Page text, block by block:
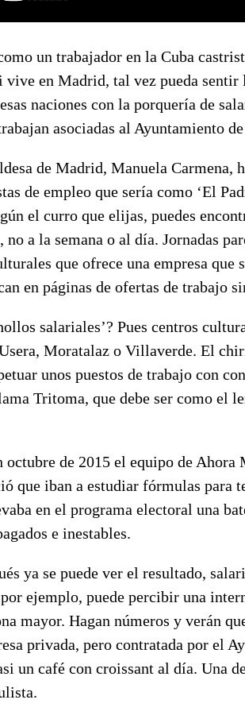
un trabajador en la Cuba
vive en Madrid, tal vez pueda sentir
naciones con la porquería de
asociadas al Ayuntamiento
de Madrid, Manuela Carmena,
de empleo que sería como ‘El
el curro que elijas, puedes
a la semana o al día. Jornadas
que ofrece una empresa
en páginas de ofertas de trabajo
salariales’? Pues centros
Moratalaz o Villaverde. El
unos puestos de trabajo con
Tritoma, que debe ser como el
octubre de 2015 el equipo de Ahora
que iban a estudiar fórmulas para
en el programa electoral una
e inestables.
ya se puede ver el resultado,
ejemplo, puede percibir una
mayor. Hagan números y verán
privada, pero contratada por el
un café con croissant al día. Una